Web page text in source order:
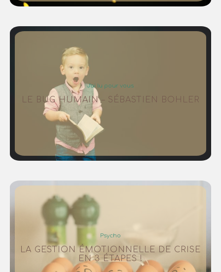
J'ai lu pour vous
LE BUG HUMAIN – SÉBASTIEN BOHLER
Psycho
LA GESTION ÉMOTIONNELLE DE CRISE
EN 3 ÉTAPES !